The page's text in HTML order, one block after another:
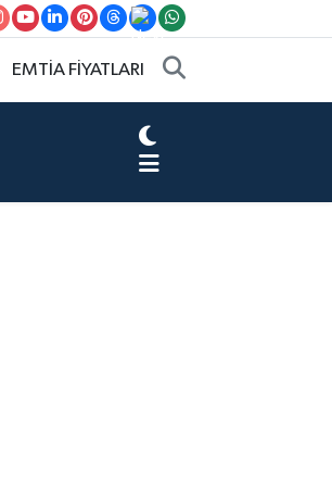
EMTİA FİYATLARI